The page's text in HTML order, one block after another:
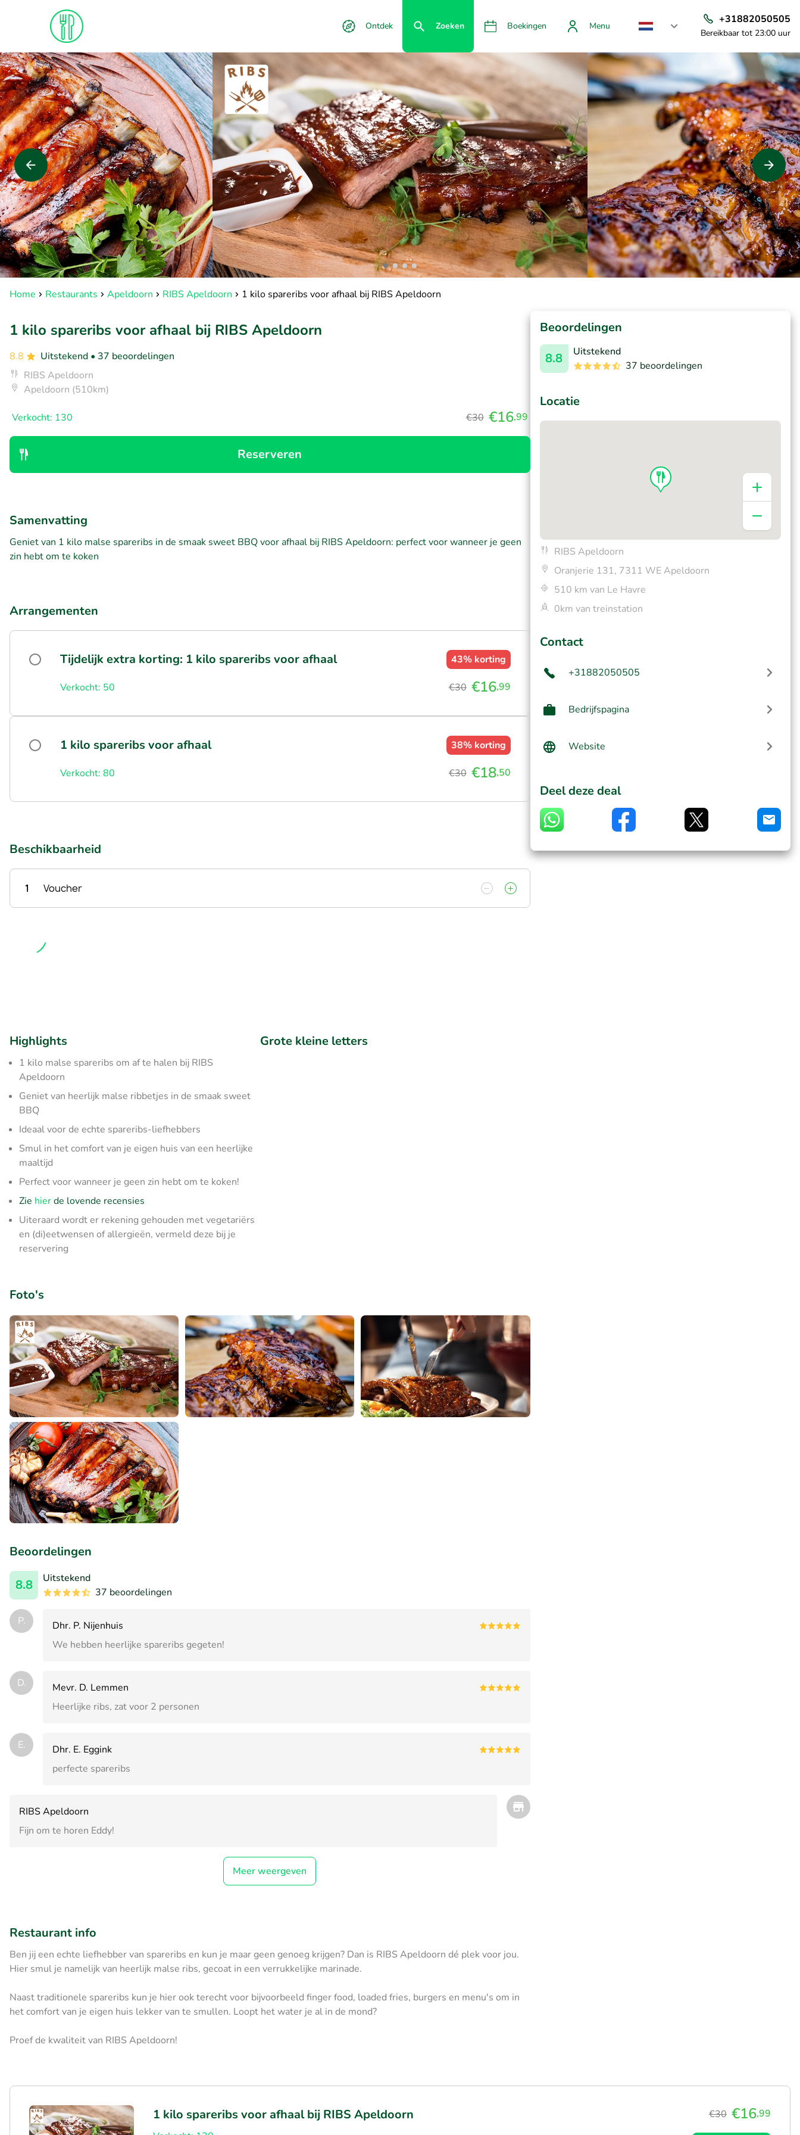
Ontdek Zoeken Boekingen Menu
+31882050505
Bereikbaar tot 23:00 uur
Home Restaurants Apeldoorn RIBS Apeldoorn 1 kilo spareribs voor afhaal bij RIBS Apeldoorn
1 kilo spareribs voor afhaal bij RIBS Apeldoorn
8.8 Uitstekend • 37 beoordelingen
RIBS Apeldoorn
Apeldoorn (510km)
Verkocht: 130 €30 €16,99
Reserveren
Samenvatting
Geniet van 1 kilo malse spareribs in de smaak sweet BBQ voor afhaal bij RIBS Apeldoorn: perfect voor wanneer je geen
zin hebt om te koken
Arrangementen
Tijdelijk extra korting: 1 kilo spareribs voor afhaal 43% korting
Verkocht: 50 €30 €16,99
1 kilo spareribs voor afhaal 38% korting
Verkocht: 80 €30 €18,50
Beschikbaarheid
1 Voucher
Highlights
1 kilo malse spareribs om af te halen bij RIBS
Apeldoorn
Geniet van heerlijk malse ribbetjes in de smaak sweet
BBQ
Ideaal voor de echte spareribs-liefhebbers
Smul in het comfort van je eigen huis van een heerlijke
maaltijd
Perfect voor wanneer je geen zin hebt om te koken!
Zie hierde lovende recensies
Uiteraard wordt er rekening gehouden met vegetariërs
en (di)eetwensen of allergieën, vermeld deze bij je
reservering
Grote kleine letters
Foto's
Beoordelingen
8.8
Uitstekend
37 beoordelingen
P.
Dhr. P. Nijenhuis
We hebben heerlijke spareribs gegeten!
D.
Mevr. D. Lemmen
Heerlijke ribs, zat voor 2 personen
E.
Dhr. E. Eggink
perfecte spareribs
RIBS Apeldoorn
Fijn om te horen Eddy!
Meer weergeven
Restaurant info
Ben jij een echte liefhebber van spareribs en kun je maar geen genoeg krijgen? Dan is RIBS Apeldoorn dé plek voor jou.
Hier smul je namelijk van heerlijk malse ribs, gecoat in een verrukkelijke marinade.
Naast traditionele spareribs kun je hier ook terecht voor bijvoorbeeld finger food, loaded fries, burgers en menu's om in
het comfort van je eigen huis lekker van te smullen. Loopt het water je al in de mond?
Proef de kwaliteit van RIBS Apeldoorn!
Beoordelingen
8.8
Uitstekend
37 beoordelingen
Locatie
RIBS Apeldoorn
Oranjerie 131, 7311 WE Apeldoorn
510 km van Le Havre
0km van treinstation
Contact
+31882050505
Bedrijfspagina
Website
Deel deze deal
1 kilo spareribs voor afhaal bij RIBS Apeldoorn €30 €16,99